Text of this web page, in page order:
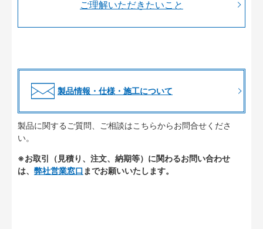
ご理解いただきたいこと
製品情報・仕様・施工について
製品に関するご質問、ご相談はこちらからお問合せくださ
い。
※お取引（見積り、注文、納期等）に関わるお問い合わせ
は、 弊社営業窓口 までお願いいたします。